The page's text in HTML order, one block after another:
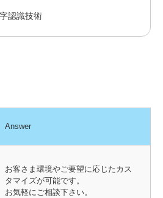
認識技術
Answer
お客さま環境やご要望に応じたカス
タマイズが可能です。
お気軽にご相談下さい。